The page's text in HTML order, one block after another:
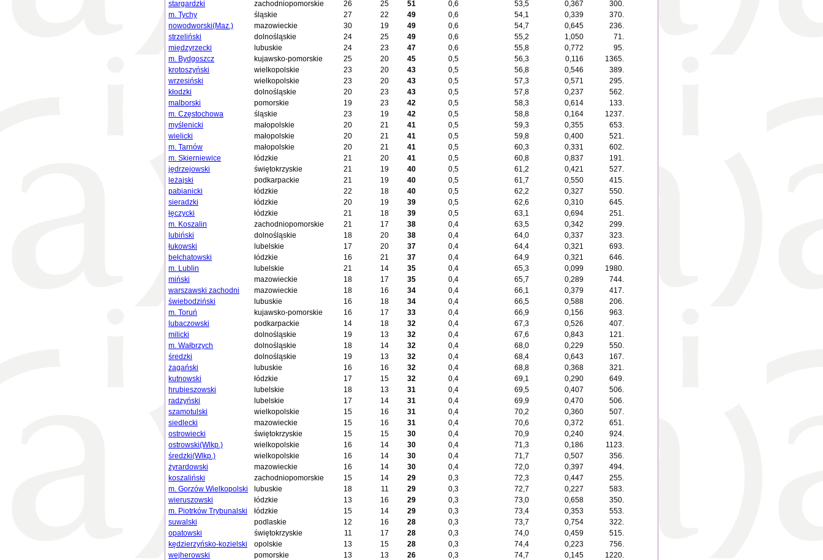
stargardzki
zachodniopomorskie 26 25 51 0,6 53,5 0,367
300.
m. Tychy
śląskie 27 22 49 0,6 54,1 0,339
370.
nowodworski(Maz.)
mazowieckie 30 19 49 0,6 54,7 0,645
236.
strzeliński
dolnośląskie 24 25 49 0,6 55,2 1,050
71.
międzyrzecki
lubuskie 24 23 47 0,6 55,8 0,772
95.
m. Bydgoszcz
kujawsko-pomorskie 25 20 45 0,5 56,3 0,116
1365.
krotoszyński
wielkopolskie 23 20 43 0,5 56,8 0,546
389.
wrzesiński
wielkopolskie 23 20 43 0,5 57,3 0,571
295.
kłodzki
dolnośląskie 20 23 43 0,5 57,8 0,237
562.
malborski
pomorskie 19 23 42 0,5 58,3 0,614
133.
m. Częstochowa
śląskie 23 19 42 0,5 58,8 0,164
1237.
myślenicki
małopolskie 20 21 41 0,5 59,3 0,355
653.
wielicki
małopolskie 20 21 41 0,5 59,8 0,400
521.
m. Tarnów
małopolskie 20 21 41 0,5 60,3 0,331
602.
m. Skierniewice
łódzkie 21 20 41 0,5 60,8 0,837
191.
jędrzejowski
świętokrzyskie 21 19 40 0,5 61,2 0,421
527.
leżajski
podkarpackie 21 19 40 0,5 61,7 0,550
415.
pabianicki
łódzkie 22 18 40 0,5 62,2 0,327
550.
sieradzki
łódzkie 20 19 39 0,5 62,6 0,310
645.
łęczycki
łódzkie 21 18 39 0,5 63,1 0,694
251.
m. Koszalin
zachodniopomorskie 21 17 38 0,4 63,5 0,342
299.
lubiński
dolnośląskie 18 20 38 0,4 64,0 0,337
323.
łukowski
lubelskie 17 20 37 0,4 64,4 0,321
693.
bełchatowski
łódzkie 16 21 37 0,4 64,9 0,321
646.
m. Lublin
lubelskie 21 14 35 0,4 65,3 0,099
1980.
miński
mazowieckie 18 17 35 0,4 65,7 0,289
744.
warszawski zachodni
mazowieckie 18 16 34 0,4 66,1 0,379
417.
świebodziński
lubuskie 16 18 34 0,4 66,5 0,588
206.
m. Toruń
kujawsko-pomorskie 16 17 33 0,4 66,9 0,156
963.
lubaczowski
podkarpackie 14 18 32 0,4 67,3 0,526
407.
milicki
dolnośląskie 19 13 32 0,4 67,6 0,843
121.
m. Wałbrzych
dolnośląskie 18 14 32 0,4 68,0 0,229
550.
średzki
dolnośląskie 19 13 32 0,4 68,4 0,643
167.
żagański
lubuskie 16 16 32 0,4 68,8 0,368
321.
kutnowski
łódzkie 17 15 32 0,4 69,1 0,290
649.
hrubieszowski
lubelskie 18 13 31 0,4 69,5 0,407
506.
radzyński
lubelskie 17 14 31 0,4 69,9 0,470
506.
szamotulski
wielkopolskie 15 16 31 0,4 70,2 0,360
507.
siedlecki
mazowieckie 15 16 31 0,4 70,6 0,372
651.
ostrowiecki
świętokrzyskie 15 15 30 0,4 70,9 0,240
924.
ostrowski(Wlkp.)
wielkopolskie 16 14 30 0,4 71,3 0,186
1123.
średzki(Wlkp.)
wielkopolskie 16 14 30 0,4 71,7 0,507
356.
żyrardowski
mazowieckie 16 14 30 0,4 72,0 0,397
494.
koszaliński
zachodniopomorskie 15 14 29 0,3 72,3 0,447
255.
m. Gorzów Wielkopolski
lubuskie 18 11 29 0,3 72,7 0,227
583.
wieruszowski
łódzkie 13 16 29 0,3 73,0 0,658
350.
m. Piotrków Trybunalski
łódzkie 15 14 29 0,3 73,4 0,353
553.
suwalski
podlaskie 12 16 28 0,3 73,7 0,754
322.
opatowski
świętokrzyskie 11 17 28 0,3 74,0 0,459
515.
kędzierzyńsko-kozielski
opolskie 13 15 28 0,3 74,4 0,223
756.
wejherowski
pomorskie 13 13 26 0,3 74,7 0,145
1220.